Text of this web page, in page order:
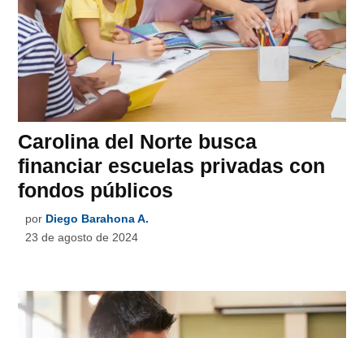
Carolina del Norte busca
financiar escuelas privadas con
fondos públicos
por Diego Barahona A.
23 de agosto de 2024